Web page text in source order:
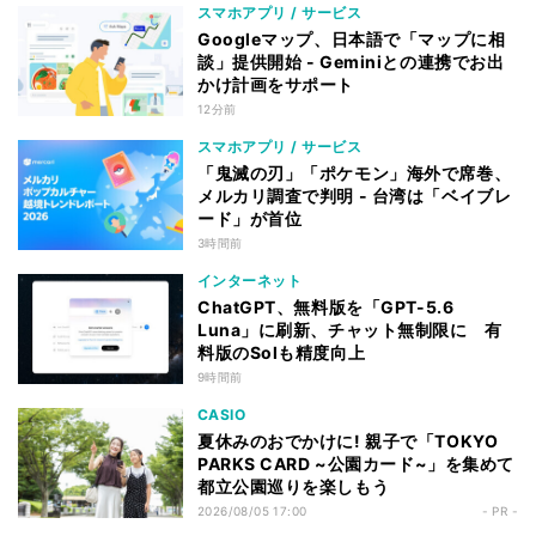
スマホアプリ / サービス
Googleマップ、日本語で「マップに相
談」提供開始 - Geminiとの連携でお出
かけ計画をサポート
12分前
スマホアプリ / サービス
「鬼滅の刃」「ポケモン」海外で席巻、
メルカリ調査で判明 - 台湾は「ベイブレ
ード」が首位
3時間前
インターネット
ChatGPT、無料版を「GPT-5.6
Luna」に刷新、チャット無制限に 有
料版のSolも精度向上
9時間前
CASIO
夏休みのおでかけに! 親子で「TOKYO
PARKS CARD ~公園カード~」を集めて
都立公園巡りを楽しもう
2026/08/05 17:00 - PR -